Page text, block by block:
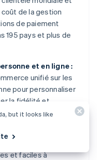
de la gestion
de paiement
195 pays et plus de
et en ligne :
unifié sur les
pour personnaliser
la fidélité et
paiements :
et faciles à
but it looks like